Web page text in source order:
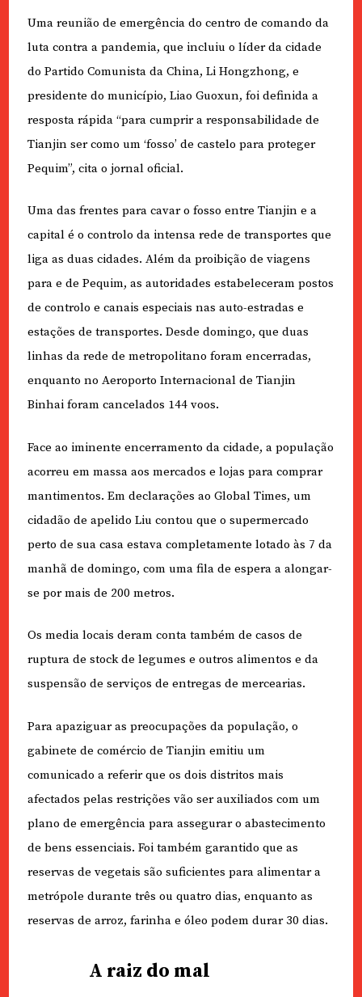
Uma reunião de emergência do centro de comando da
luta contra a pandemia, que incluiu o líder da cidade
do Partido Comunista da China, Li Hongzhong, e
presidente do município, Liao Guoxun, foi definida a
resposta rápida “para cumprir a responsabilidade de
Tianjin ser como um ‘fosso’ de castelo para proteger
Pequim”, cita o jornal oficial.
Uma das frentes para cavar o fosso entre Tianjin e a
capital é o controlo da intensa rede de transportes que
liga as duas cidades. Além da proibição de viagens
para e de Pequim, as autoridades estabeleceram postos
de controlo e canais especiais nas auto-estradas e
estações de transportes. Desde domingo, que duas
linhas da rede de metropolitano foram encerradas,
enquanto no Aeroporto Internacional de Tianjin
Binhai foram cancelados 144 voos.
Face ao iminente encerramento da cidade, a população
acorreu em massa aos mercados e lojas para comprar
mantimentos. Em declarações ao Global Times, um
cidadão de apelido Liu contou que o supermercado
perto de sua casa estava completamente lotado às 7 da
manhã de domingo, com uma fila de espera a alongar-
se por mais de 200 metros.
Os media locais deram conta também de casos de
ruptura de stock de legumes e outros alimentos e da
suspensão de serviços de entregas de mercearias.
Para apaziguar as preocupações da população, o
gabinete de comércio de Tianjin emitiu um
comunicado a referir que os dois distritos mais
afectados pelas restrições vão ser auxiliados com um
plano de emergência para assegurar o abastecimento
de bens essenciais. Foi também garantido que as
reservas de vegetais são suficientes para alimentar a
metrópole durante três ou quatro dias, enquanto as
reservas de arroz, farinha e óleo podem durar 30 dias.
A raiz do mal